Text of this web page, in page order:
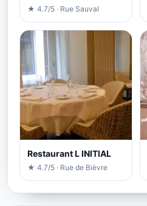
★ 4.7/5 · Rue Sauval
Restaurant L INITIAL
★ 4.7/5 · Rue de Bièvre